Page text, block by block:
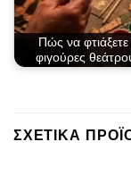
Πώς να
φιγούρες
ΣΧΕΤΙΚΆ